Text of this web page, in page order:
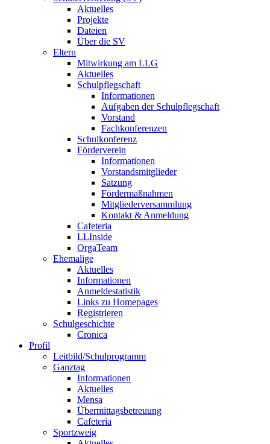
Aktuelles
Projekte
Dateien
Über die SV
Eltern
Mitwirkung am LLG
Aktuelles
Schulpflegschaft
Informationen
Aufgaben der Schulpflegschaft
Vorstand
Fachkonferenzen
Schulkonferenz
Förderverein
Informationen
Vorstandsmitglieder
Satzung
Fördermaßnahmen
Mitgliederversammlung
Kontakt & Anmeldung
Cafeteria
LLInside
OrgaTeam
Ehemalige
Aktuelles
Informationen
Anmeldestatistik
Links zu Homepages
Registrieren
Schulgeschichte
Cronica
Profil
Leitbild/Schulprogramm
Ganztag
Informationen
Aktuelles
Mensa
Übermittagsbetreuung
Cafeteria
Sportzweig